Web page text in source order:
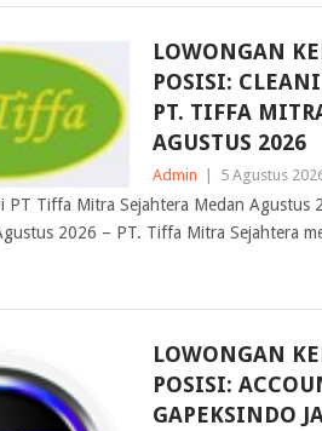
LOWONGAN
POSISI:
PT. TIFFA
AGUSTUS 2026
Admin 5 Agustus
PT Tiffa Mitra Sejahtera Medan
2026 – PT. Tiffa Mitra Sejahtera
LOWONGAN
POSISI:
GAPEKSINDO